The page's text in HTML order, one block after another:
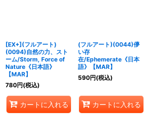
[EX+](フルアート)
(0094)自然の力、スト
ーム/Storm, Force of
Nature《日本語》
【MAR】
780円(税込)
カートに入れる
(フルアート)(0044)儚
い存
在/Ephemerate《日本
語》【MAR】
590円(税込)
カートに入れる